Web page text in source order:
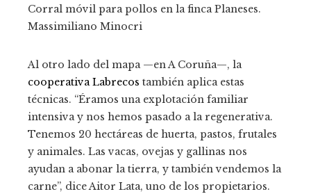
Corral móvil para pollos en la finca Planeses.
Massimiliano Minocri
Al otro lado del mapa —en A Coruña—, la
cooperativa Labrecos también aplica estas
técnicas. “Éramos una explotación familiar
intensiva y nos hemos pasado a la regenerativa.
Tenemos 20 hectáreas de huerta, pastos, frutales
y animales. Las vacas, ovejas y gallinas nos
ayudan a abonar la tierra, y también vendemos la
carne”, dice Aitor Lata, uno de los propietarios.